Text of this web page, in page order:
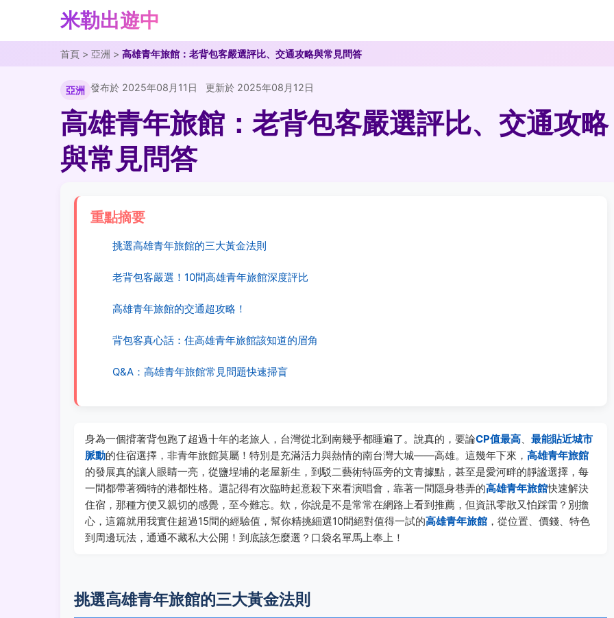
米勒出遊中
首頁 > 亞洲 > 高雄青年旅館：老背包客嚴選評比、交通攻略與常見問答
亞洲 發布於 2025年08月11日 更新於 2025年08月12日
高雄青年旅館：老背包客嚴選評比、交通攻略
與常見問答
重點摘要
挑選高雄青年旅館的三大黃金法則
老背包客嚴選！10間高雄青年旅館深度評比
高雄青年旅館的交通超攻略！
背包客真心話：住高雄青年旅館該知道的眉角
Q&A：高雄青年旅館常見問題快速掃盲
身為一個揹著背包跑了超過十年的老旅人，台灣從北到南幾乎都睡遍了。說真的，要論CP值最高、 最能貼近城市
脈動的住宿選擇，非青年旅館莫屬！特別是充滿活力與熱情的南台灣大城——高雄。這幾年下來， 高雄青年旅館
的發展真的讓人眼睛一亮，從鹽埕埔的老屋新生，到駁二藝術特區旁的文青據點，甚至是愛河畔的靜謐選擇，每
一間都帶著獨特的港都性格。還記得有次臨時起意殺下來看演唱會，靠著一間隱身巷弄的高雄青年旅館快速解決
住宿，那種方便又親切的感覺，至今難忘。欸，你說是不是常常在網路上看到推薦，但資訊零散又怕踩雷？別擔
心，這篇就用我實住超過15間的經驗值，幫你精挑細選10間絕對值得一試的高雄青年旅館 ，從位置、價錢、特色
到周邊玩法，通通不藏私大公開！到底該怎麼選？口袋名單馬上奉上！
挑選高雄青年旅館的三大黃金法則